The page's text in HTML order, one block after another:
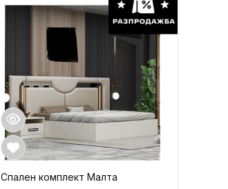
Спален комплект Малта